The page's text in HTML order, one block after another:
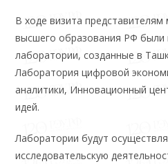
В ходе визита представителям
высшего образования РФ были
лаборатории, созданные в
Лаборатория цифровой
аналитики, Инновационный
идей.
Лаборатории будут
исследовательскую